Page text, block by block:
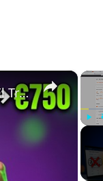
×
✈️ Bali a Estrasburgo por 750 € en vez de 1700 € — El Truco de Vuelos que Ocultan las Comparadoras 🤯